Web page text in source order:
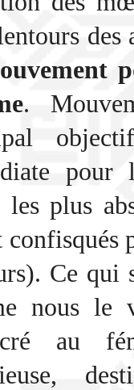
des
.
pour
les plus
confisqués
Ce qui
nous le
au